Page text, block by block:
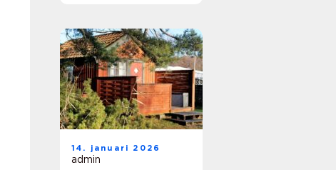
14. januari 2026
admin